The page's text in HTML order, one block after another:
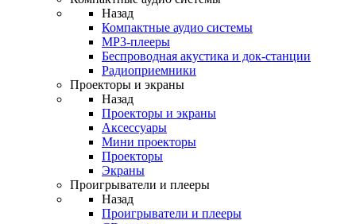
Назад
Компактные аудио системы
MP3-плееры
Беспроводная акустика и док-станции
Радиоприемники
Проекторы и экраны
Назад
Проекторы и экраны
Аксессуары
Мини проекторы
Проекторы
Экраны
Проигрыватели и плееры
Назад
Проигрыватели и плееры